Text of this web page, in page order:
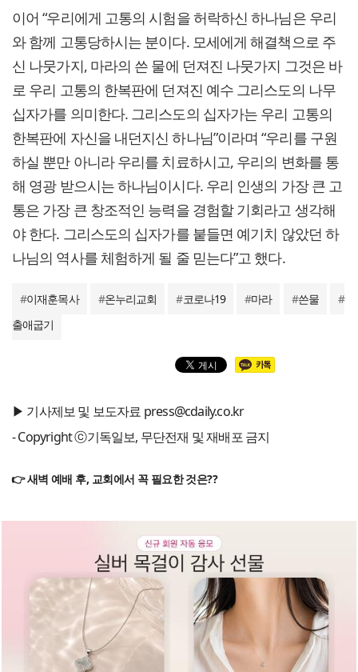
이어 “우리에게 고통의 시험을 허락하신 하나님은 우리
와 함께 고통당하시는 분이다. 모세에게 해결책으로 주
신 나뭇가지, 마라의 쓴 물에 던져진 나뭇가지 그것은 바
로 우리 고통의 한복판에 던져진 예수 그리스도의 나무
십자가를 의미한다. 그리스도의 십자가는 우리 고통의
한복판에 자신을 내던지신 하나님”이라며 “우리를 구원
하실 뿐만 아니라 우리를 치료하시고, 우리의 변화를 통
해 영광 받으시는 하나님이시다. 우리 인생의 가장 큰 고
통은 가장 큰 창조적인 능력을 경험할 기회라고 생각해
야 한다. 그리스도의 십자가를 붙들면 예기치 않았던 하
나님의 역사를 체험하게 될 줄 믿는다”고 했다.
#이재훈목사 #온누리교회 #코로나19 #마라 #쓴물
#
출애굽기
▶ 기사제보 및 보도자료 press@cdaily.co.kr
- Copyright ⓒ기독일보, 무단전재 및 재배포 금지
👉 새벽 예배 후, 교회에서 꼭 필요한 것은??